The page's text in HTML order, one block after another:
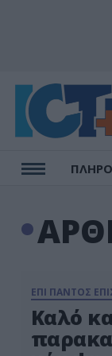
ΕΠΙ ΠΑΝΤΟΣ
Καλό